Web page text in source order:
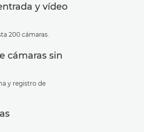
y vídeo
200 cámaras.
cámaras sin
y registro de